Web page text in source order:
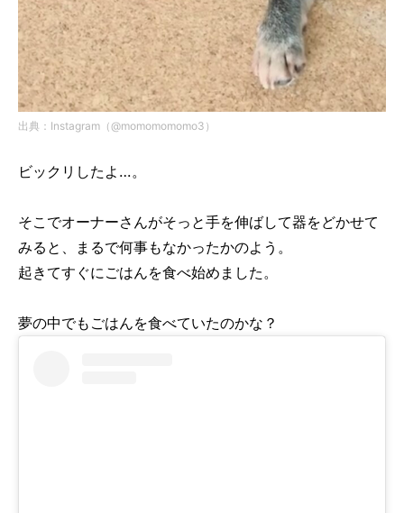
出典：Instagram（@momomomomo3）
ビックリしたよ…。
そこでオーナーさんがそっと手を伸ばして器をどかせて
みると、まるで何事もなかったかのよう。
起きてすぐにごはんを食べ始めました。
夢の中でもごはんを食べていたのかな？